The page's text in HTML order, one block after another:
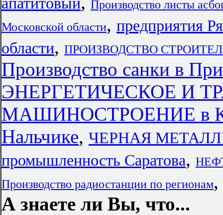
Производство листы
Московской области, предприятия
области, ПРОИЗВОДСТВО
Производство санки в
ЭНЕРГЕТИЧЕСКОЕ И
МАШИНОСТРОЕНИЕ в
Нальчике, ЧЕРНАЯ
промышленность Саратова,
Производство радиостанции по регионам,
А знаете ли Вы, что...